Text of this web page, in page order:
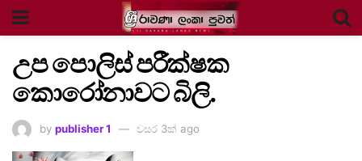
උප පොලිස් පරීක්ෂක
කොරෝනාවට බිලි.
by publisher 1 වසර 3ක් ago